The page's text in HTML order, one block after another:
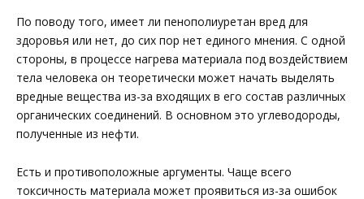
По поводу того, имеет ли пенополиуретан вред для
здоровья или нет, до сих пор нет единого мнения. С одной
стороны, в процессе нагрева материала под воздействием
тела человека он теоретически может начать выделять
вредные вещества из-за входящих в его состав различных
органических соединений. В основном это углеводороды,
полученные из нефти.
Есть и противоположные аргументы. Чаще всего
токсичность материала может проявиться из-за ошибок